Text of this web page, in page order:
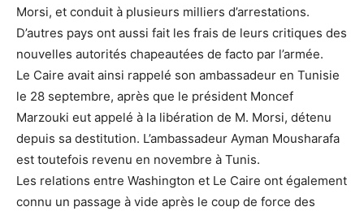
Morsi, et conduit à plusieurs milliers d’arrestations.
D’autres pays ont aussi fait les frais de leurs critiques des
nouvelles autorités chapeautées de facto par l’armée.
Le Caire avait ainsi rappelé son ambassadeur en Tunisie
le 28 septembre, après que le président Moncef
Marzouki eut appelé à la libération de M. Morsi, détenu
depuis sa destitution. L’ambassadeur Ayman Mousharafa
est toutefois revenu en novembre à Tunis.
Les relations entre Washington et Le Caire ont également
connu un passage à vide après le coup de force des